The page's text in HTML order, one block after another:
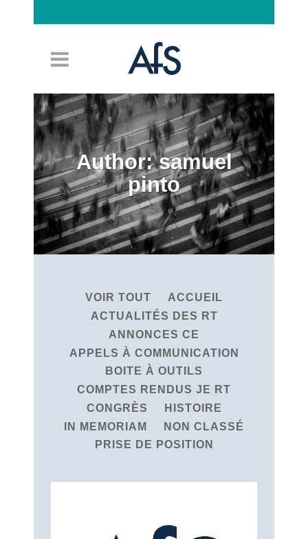
Author: samuel
pinto
VOIR TOUT
ACCUEIL
ACTUALITÉS DES RT
ANNONCES CE
APPELS À COMMUNICATION
BOITE À OUTILS
COMPTES RENDUS JE RT
CONGRÈS
HISTOIRE
IN MEMORIAM
NON CLASSÉ
PRISE DE POSITION